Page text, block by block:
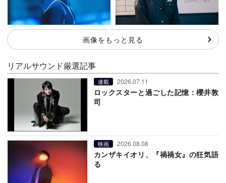
画像をもっと見る
リアルサウンド厳選記事
連載 2026.07.11
ロックスターと過ごした記憶：櫻井敦
司
映画 2026.08.08
カンザキイオリ、『禍禍女』の狂気語
る